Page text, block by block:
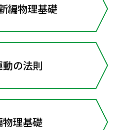
編物理基礎
の法則
理基礎